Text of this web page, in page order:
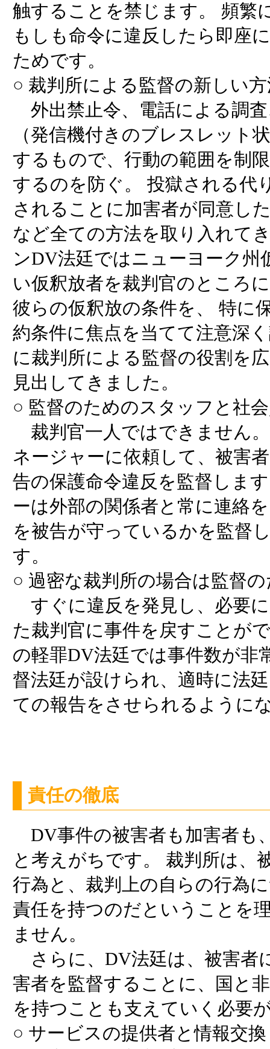
触することを禁じます。 頻繁
もしも命令に違反したら即座
ためです。
○ 裁判所による監督の新しい
外出禁止令、電話による調
（発信機付きのブレスレット
するもので、行動の範囲を制
するのを防ぐ。 投獄される代
されることに加害者が同意し
など全ての方法を取り入れて
ンDV法廷ではニューヨーク州
い仮釈放者を裁判官のところ
彼らの仮釈放の条件を、 特に
約条件に焦点を当てて注意深
に裁判所による監督の役割を
見出してきました。
○ 監督のためのスタッフと社
裁判官一人ではできません
ネージャーに依頼して、被害
告の保護命令違反を監督しま
ーは外部の関係者と常に連絡
を被告が守っているかを監督
す。
○ 過密な裁判所の場合は監督
すぐに違反を発見し、必要
た裁判官に事件を戻すことが
の軽罪DV法廷では事件数が非
督法廷が設けられ、適時に法
ての報告をさせられるように
責任の徹底
DV事件の被害者も加害者も
と考えがちです。 裁判所は、
行為と、裁判上の自らの行為
責任を持つのだということを
ません。
さらに、DV法廷は、被害者
害者を監督することに、国と
を持つことも支えていく必要
○ サービスの提供者と情報交